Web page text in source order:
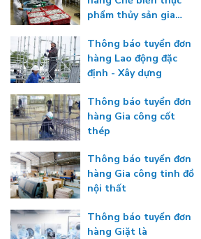
phẩm thủy sản gia
Thông báo tuyển đơn
hàng Lao động đặc
định - Xây dựng
Thông báo tuyển đơn
hàng Gia công cốt
thép
Thông báo tuyển đơn
hàng Gia công tinh đồ
nội thất
Thông báo tuyển đơn
hàng Giặt là